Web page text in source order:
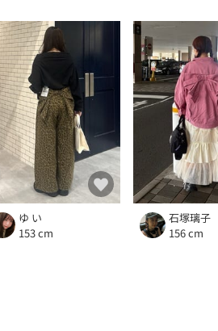
ゆ い
153 cm
石塚璃子
156 cm